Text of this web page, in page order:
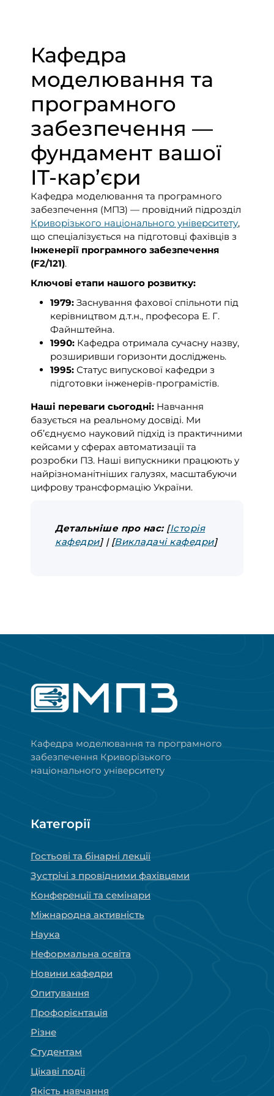
Кафедра
моделювання та
програмного
забезпечення —
фундамент вашої
IT-кар’єри
Кафедра моделювання та програмного
забезпечення (МПЗ) — провідний підрозділ
Криворізького національного університету,
що спеціалізується на підготовці фахівців з
Інженерії програмного забезпечення
(F2/121).
Ключові етапи нашого розвитку:
1979: Заснування фахової спільноти під
керівництвом д.т.н., професора Е. Г.
Файнштейна.
1990: Кафедра отримала сучасну назву,
розширивши горизонти досліджень.
1995: Статус випускової кафедри з
підготовки інженерів-програмістів.
Наші переваги сьогодні: Навчання
базується на реальному досвіді. Ми
об’єднуємо науковий підхід із практичними
кейсами у сферах автоматизації та
розробки ПЗ. Наші випускники працюють у
найрізноманітніших галузях, масштабуючи
цифрову трансформацію України.
Детальніше про нас:[Історія
кафедри] | [Викладачі кафедри]
Кафедра моделювання та програмного
забезпечення Криворізького
національного університету
Категорії
Гостьові та бінарні лекції
Зустрічі з провідними фахівцями
Конференції та семінари
Міжнародна активність
Наука
Неформальна освіта
Новини кафедри
Опитування
Профорієнтація
Різне
Студентам
Цікаві події
Якість навчання